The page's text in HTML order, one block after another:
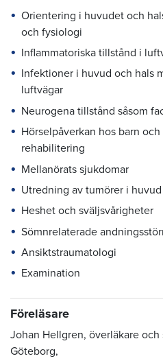
Orientering i huvudet och
och fysiologi
Inflammatoriska tillstånd i
Infektioner i huvud och hals
luftvägar
Neurogena tillstånd såsom
Hörselpåverkan hos barn
rehabilitering
Mellanörats sjukdomar
Utredning av tumörer i
Heshet och sväljsvårigheter
Sömnrelaterade
Ansiktstraumatologi
Examination
Föreläsare
Johan Hellgren, överläkare
Göteborg,